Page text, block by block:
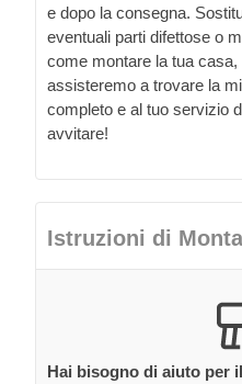
e dopo la consegna.
eventuali parti difettose o
come montare la tua
assisteremo a trovare la
completo e al tuo servizio
avvitare!
Istruzioni di
Hai bisogno di aiuto per